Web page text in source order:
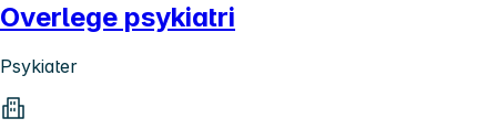
Overlege psykiatri
Psykiater